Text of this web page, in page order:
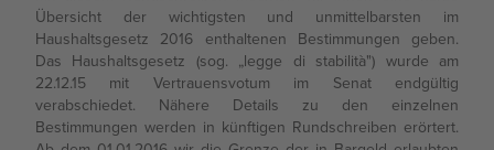
Team
Karriere
Übersicht der wichtigsten und unmittelbarsten im
Haushaltsgesetz 2016 enthaltenen Bestimmungen geben.
Das Haushaltsgesetz (sog. „legge di stabilità") wurde am
22.12.15 mit Vertrauensvotum im Senat endgültig
verabschiedet. Nähere Details zu den einzelnen
Bestimmungen werden in künftigen Rundschreiben erörtert.